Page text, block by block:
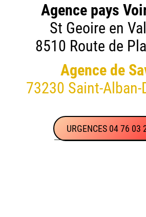
Agence pays
St Geoire en
8510 Route de
Agence de
73230 Saint-Alban-
URGENCES 04 76 03